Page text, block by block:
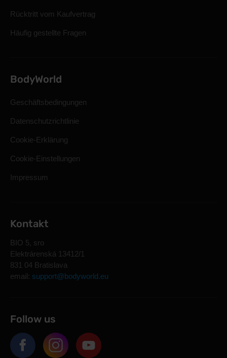
Rücktritt vom Kaufvertrag
Häufig gestellte Fragen
BodyWorld
Geschäftsbedingungen
Datenschutzrichtlinie
Cookie-Erklärung
Cookie-Einstellungen
Impressum
Kontakt
BIO 5, sro
Elektrárenská 13412/1
831 04 Bratislava
email: support@bodyworld.eu
Follow us